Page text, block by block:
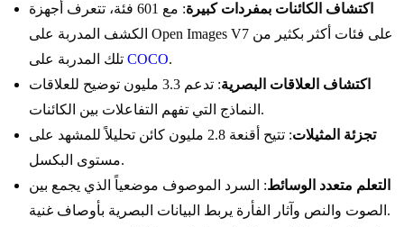
اكتشاف الكائنات بمفردات كبيرة
: مع 601 فئة، تتعرف أجهزة
الكشف المدربة على Open Images V7 على فئات أكثر بكثير من
COCO.
اكتشاف العلاقات البصرية
: تدعم 3.3 مليون توضيح للعلاقات
النماذج التي تفهم التفاعلات بين الكائنات.
تجزئة المثيلات
: تتيح أقنعة 2.8 مليون كائن تحليلاً للمشهد على
مستوى البكسل.
التعلم متعدد الوسائط: السرد الموصوف موضعياً الذي يجمع بين
الصوت والنص وآثار الفأرة يربط البيانات البصرية بأوصاف غنية.